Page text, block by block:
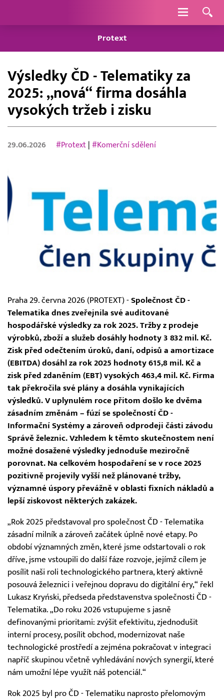
Navigace
Protext
Výsledky ČD - Telematiky za
2025: „nová“ firma dosáhla
vysokých tržeb i zisku
29.06.2026 #Protext |#Komerční sdělení
Praha 29. června 2026 (PROTEXT) - Společnost ČD -
Telematika dnes zveřejnila své auditované
hospodářské výsledky za rok 2025. Tržby z prodeje
výrobků, zboží a služeb dosáhly hodnoty 3 832 mil. Kč.
Zisk před odečtením úroků, daní, odpisů a amortizace
(EBITDA) dosáhl za rok 2025 hodnoty 615,8 mil. Kč a
zisk před zdaněním (EBT) vysokých 463,4 mil. Kč. Firma
tak překročila své plány a dosáhla vynikajících
výsledků. V uplynulém roce přitom došlo ke dvěma
zásadním změnám – fúzí se společností ČD -
Informační Systémy a zároveň odprodeji části závodu
Správě železnic. Vzhledem k těmto skutečnostem není
možné dosažené výsledky jednoduše meziročně
porovnat. Na celkovém hospodaření se v roce 2025
pozitivně projevily vyšší než plánované tržby,
významné úspory převážně v oblasti fixních nákladů a
lepší ziskovost některých zakázek.
„Rok 2025 představoval pro společnost ČD - Telematika
zásadní milník a zároveň začátek úplně nové etapy. Po
období významných změn, které jsme odstartovali o rok
dříve, jsme vstoupili do další fáze rozvoje, jejímž cílem je
posílit naši roli technologického partnera, který aktivně
posouvá železnici i veřejnou dopravu do digitální éry,“ řekl
Lukasz Kryński, předseda představenstva společnosti ČD -
Telematika. „Do roku 2026 vstupujeme s jasně
definovanými prioritami: zvýšit efektivitu, zjednodušit
interní procesy, posílit obchod, modernizovat naše
technologické prostředí a zejména pokračovat v integraci
napříč skupinou včetně vyhledávání nových synergií, které
nám umožní lépe využít náš potenciál.“
Rok 2025 byl pro ČD - Telematiku naprosto přelomovým